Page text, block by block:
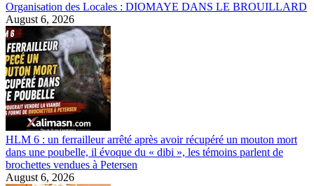
Organisation des Locales : DIOMAYE DANS LE BROUILLARD
August 6, 2026
HLM 6 : un ferrailleur arrêté après avoir récupéré un mouton mort
dans une poubelle, il évoque du « dibi », les témoins parlent de
brochettes vendues à Petersen
August 6, 2026